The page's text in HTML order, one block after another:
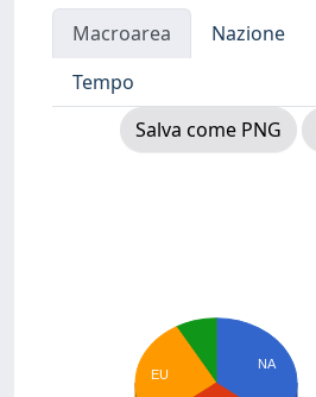
Macroarea Nazione
Tempo
Salva come PNG
NA
EU